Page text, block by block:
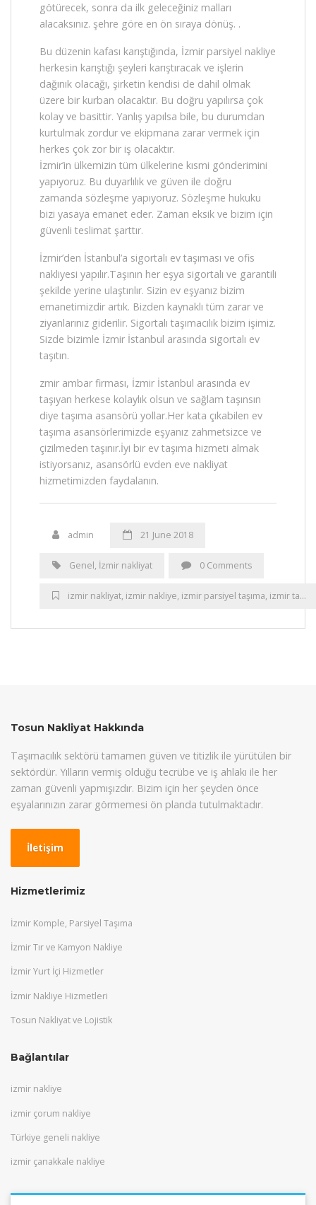
götürecek, sonra da ilk geleceğiniz malları
alacaksınız. şehre göre en ön sıraya dönüş. .
Bu düzenin kafası karıştığında, İzmir parsiyel nakliye
herkesin karıştığı şeyleri karıştıracak ve işlerin
dağınık olacağı, şirketin kendisi de dahil olmak
üzere bir kurban olacaktır. Bu doğru yapılırsa çok
kolay ve basittir. Yanlış yapılsa bile, bu durumdan
kurtulmak zordur ve ekipmana zarar vermek için
herkes çok zor bir iş olacaktır.
İzmir’in ülkemizin tüm ülkelerine kısmi gönderimini
yapıyoruz. Bu duyarlılık ve güven ile doğru
zamanda sözleşme yapıyoruz. Sözleşme hukuku
bizi yasaya emanet eder. Zaman eksik ve bizim için
güvenli teslimat şarttır.
İzmir’den İstanbul’a sigortalı ev taşıması ve ofis
nakliyesi yapılır.Taşının her eşya sigortalı ve garantili
şekilde yerine ulaştırılır. Sizin ev eşyanız bizim
emanetimizdir artık. Bizden kaynaklı tüm zarar ve
ziyanlarınız giderilir. Sigortalı taşımacılık bizim işimiz.
Sizde bizimle İzmir İstanbul arasında sigortalı ev
taşıtın.
zmir ambar firması, İzmir İstanbul arasında ev
taşıyan herkese kolaylık olsun ve sağlam taşınsın
diye taşıma asansörü yollar.Her kata çıkabilen ev
taşıma asansörlerimizde eşyanız zahmetsizce ve
çizilmeden taşınır.İyi bir ev taşıma hizmeti almak
istiyorsanız, asansörlü evden eve nakliyat
hizmetimizden faydalanın.
admin 21 June 2018
Genel, İzmir nakliyat 0 Comments
izmir nakliyat, izmir nakliye, izmir parsiyel taşıma, izmir taşımacılık
Tosun Nakliyat Hakkında
Taşımacılık sektörü tamamen güven ve titizlik ile yürütülen bir
sektördür. Yılların vermiş olduğu tecrübe ve iş ahlakı ile her
zaman güvenli yapmışızdır. Bizim için her şeyden önce
eşyalarınızın zarar görmemesi ön planda tutulmaktadır.
İletişim
Hizmetlerimiz
İzmir Komple, Parsiyel Taşıma
İzmir Tır ve Kamyon Nakliye
İzmir Yurt İçi Hizmetler
İzmir Nakliye Hizmetleri
Tosun Nakliyat ve Lojistik
Bağlantılar
izmir nakliye
izmir çorum nakliye
Türkiye geneli nakliye
izmir çanakkale nakliye